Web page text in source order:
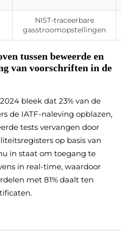
NIST-traceerbare
gasstroomopstellingen
tussen beweerde en
van voorschriften in de
bleek dat 23% van de
de IATF-naleving opblazen,
tests vervangen door
op basis van
in staat om toegang te
in real-time, waardoor
met 81% daalt ten